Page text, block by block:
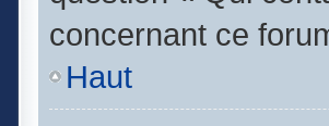
concernant ce
Haut